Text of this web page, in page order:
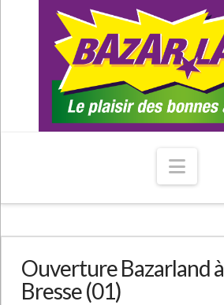
Ouverture Bazarland
Bresse (01)